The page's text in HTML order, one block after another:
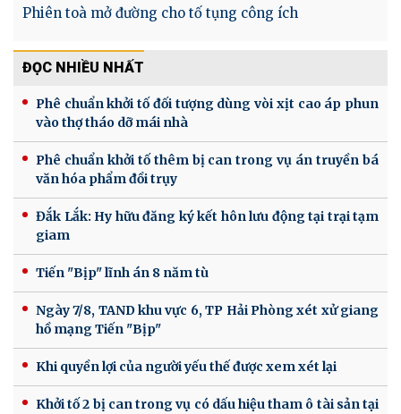
Phiên toà mở đường cho tố tụng công ích
ĐỌC NHIỀU NHẤT
Phê chuẩn khởi tố đối tượng dùng vòi xịt cao áp phun
vào thợ tháo dỡ mái nhà
Phê chuẩn khởi tố thêm bị can trong vụ án truyền bá
văn hóa phẩm đồi trụy
Đắk Lắk: Hy hữu đăng ký kết hôn lưu động tại trại tạm
giam
Tiến "Bịp" lĩnh án 8 năm tù
Ngày 7/8, TAND khu vực 6, TP Hải Phòng xét xử giang
hồ mạng Tiến "Bịp"
Khi quyền lợi của người yếu thế được xem xét lại
Khởi tố 2 bị can trong vụ có dấu hiệu tham ô tài sản tại